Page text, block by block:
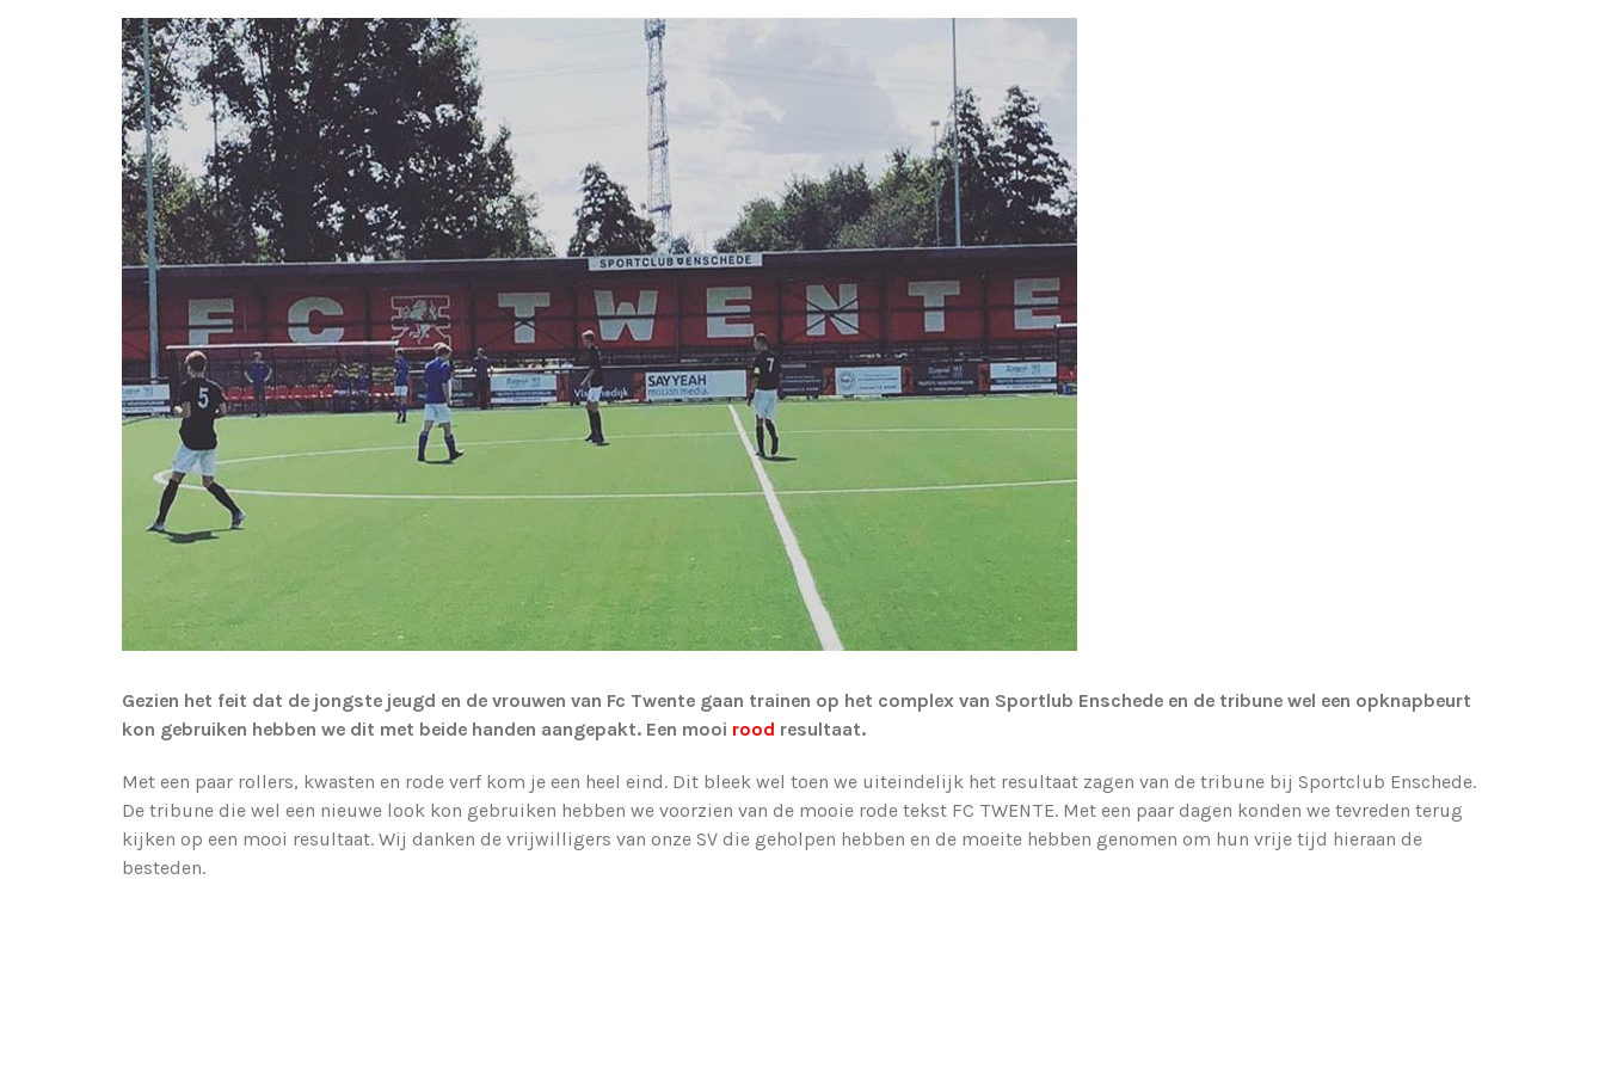
Gezien het feit dat de jongste jeugd en de vrouwen van Fc Twente gaan trainen op het complex van Sportlub Enschede en de tribune wel een opknapbeurt
kon gebruiken hebben we dit met beide handen aangepakt. Een mooi rood resultaat.
Met een paar rollers, kwasten en rode verf kom je een heel eind. Dit bleek wel toen we uiteindelijk het resultaat zagen van de tribune bij Sportclub Enschede.
De tribune die wel een nieuwe look kon gebruiken hebben we voorzien van de mooie rode tekst FC TWENTE. Met een paar dagen konden we tevreden terug
kijken op een mooi resultaat. Wij danken de vrijwilligers van onze SV die geholpen hebben en de moeite hebben genomen om hun vrije tijd hieraan de
besteden.